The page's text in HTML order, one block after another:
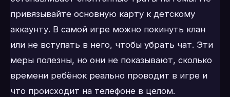
привязывайте основную карту к детскому
аккаунту. В самой игре можно покинуть клан
или не вступать в него, чтобы убрать чат. Эти
меры полезны, но они не показывают, сколько
времени ребёнок реально проводит в игре и
что происходит на телефоне в целом.